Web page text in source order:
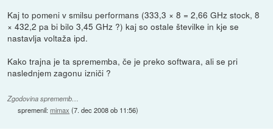
Kaj to pomeni v smilsu performans (333,3 × 8 = 2,66 GHz stock, 8
× 432,2 pa bi bilo 3,45 GHz ?) kaj so ostale številke in kje se
nastavlja voltaža ipd.
Kako trajna je ta sprememba, če je preko softwara, ali se pri
naslednjem zagonu izniči ?
Zgodovina sprememb…
spremenil:mimax (7. dec 2008 ob 11:56)